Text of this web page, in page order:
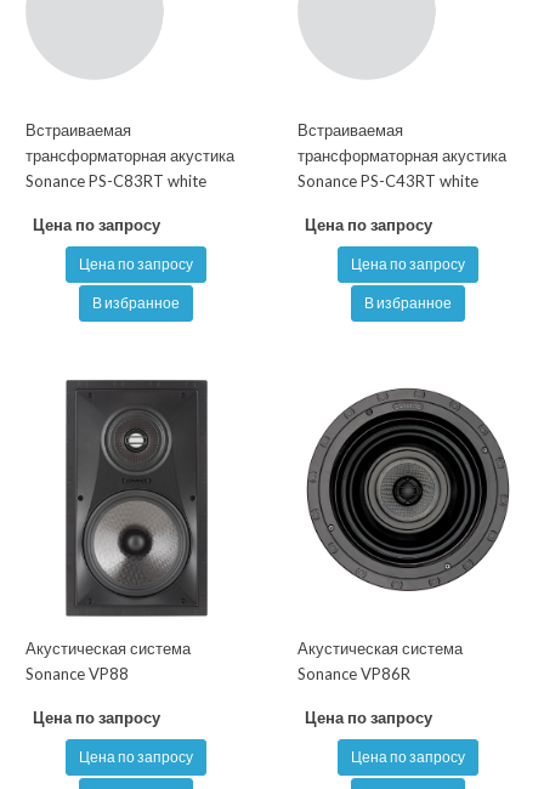
Встраиваемая
трансформаторная акустика
Sonance PS-C83RT white
Цена по запросу
Цена по запросу
В избранное
Встраиваемая
трансформаторная акустика
Sonance PS-C43RT white
Цена по запросу
Цена по запросу
В избранное
Акустическая система
Sonance VP88
Цена по запросу
Цена по запросу
Акустическая система
Sonance VP86R
Цена по запросу
Цена по запросу